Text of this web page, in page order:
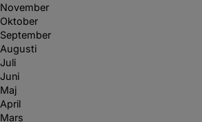
November
Oktober
September
Augusti
Juli
Juni
Maj
April
Mars